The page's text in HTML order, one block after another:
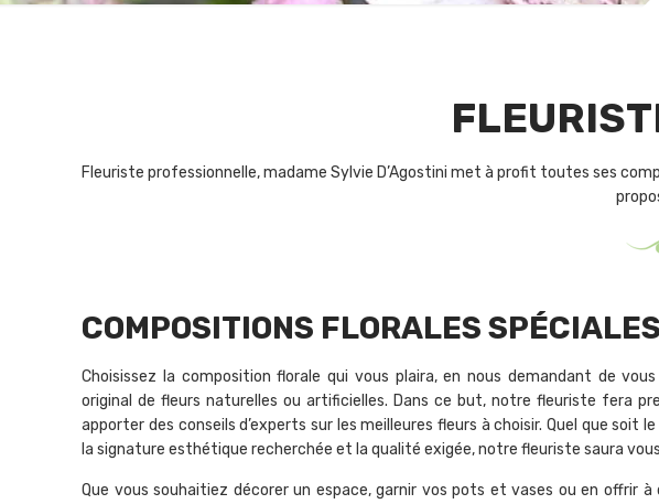
Fleuriste professionnelle, madame Sylvie D’Agostini met à profit toutes ses
COMPOSITIONS FLORALES SPÉCIALES
Choisissez la composition florale qui vous plaira, en nous demandant de
original de fleurs naturelles ou artificielles. Dans ce but, notre fleuriste fera
apporter des conseils d’experts sur les meilleures fleurs à choisir. Quel que soit
la signature esthétique recherchée et la qualité exigée, notre fleuriste saura
Que vous souhaitiez décorer un espace, garnir vos pots et vases ou en offrir à